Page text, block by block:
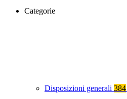
Categorie
Disposizioni generali 384